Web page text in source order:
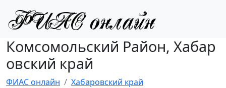
Комсомольский Район, Хабар
овский край
ФИАС онлайн
Хабаровский край